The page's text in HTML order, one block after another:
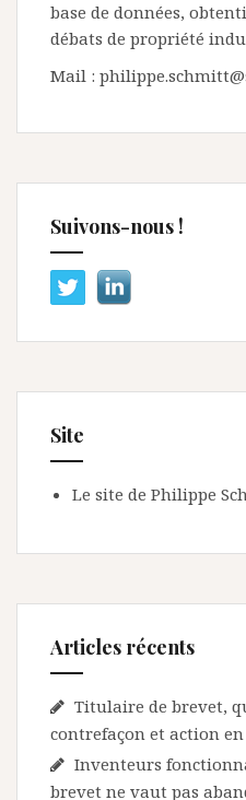
base de données,
débats de propriété
Mail :
Suivons-nous !
Site
Le site de Philippe
Articles récents
Titulaire de brevet,
contrefaçon et action
Inventeurs
brevet ne vaut pas